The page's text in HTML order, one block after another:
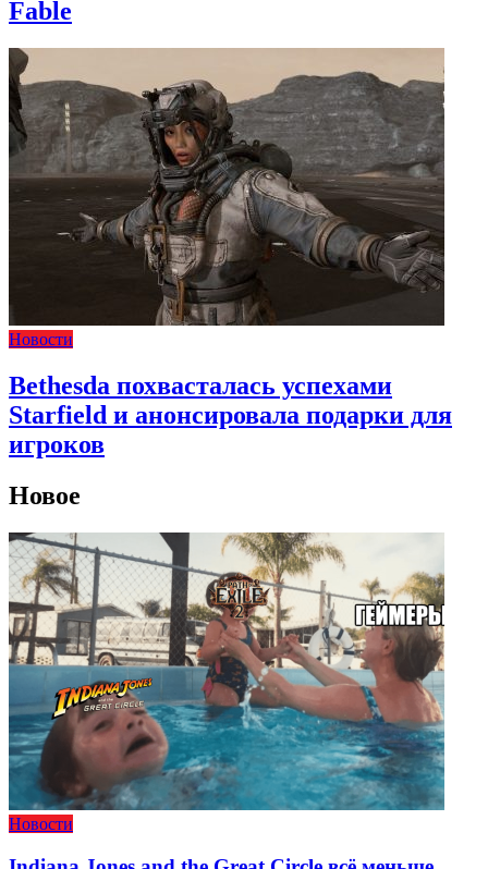
Fable
Новости
Bethesda похвасталась успехами
Starfield и анонсировала подарки для
игроков
Новое
Новости